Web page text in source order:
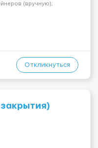
(вручную);
складом. ✅
Откликнуться